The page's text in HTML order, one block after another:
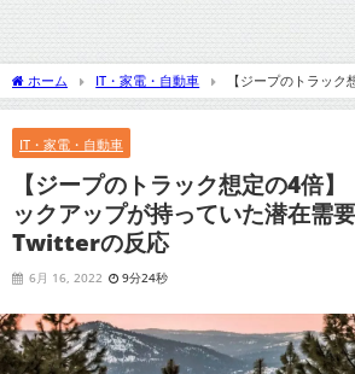
ホーム IT・家電・自動車
【ジープのトラッ
クアップが持っていた潜在需要』についてTwitterの反応
IT・家電・自動車
【ジープのトラック想定の4倍
ックアップが持っていた潜在需
Twitterの反応
6月 16, 2022 9分24秒